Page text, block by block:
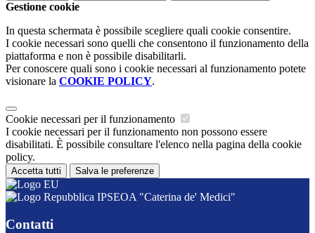
Gestione cookie
In questa schermata è possibile scegliere quali cookie consentire.
I cookie necessari sono quelli che consentono il funzionamento della
piattaforma e non è possibile disabilitarli.
Per conoscere quali sono i cookie necessari al funzionamento potete
visionare la COOKIE POLICY.
Cookie necessari per il funzionamento
I cookie necessari per il funzionamento non possono essere
disabilitati. È possibile consultare l'elenco nella pagina della cookie
policy.
Accetta tutti Salva le preferenze
IPSEOA "Caterina de' Medici"
Contatti